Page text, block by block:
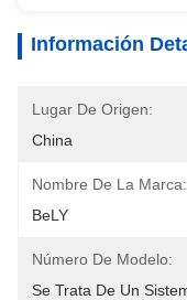
Información
Lugar De Origen:
China
Nombre De La Marca:
BeLY
Número De Modelo:
Se Trata De Un